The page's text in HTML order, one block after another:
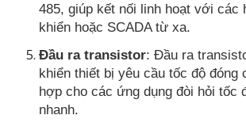
485, giúp kết nối linh hoạt với các
khiển hoặc SCADA từ xa.
Đầu ra transistor: Đầu ra
khiển thiết bị yêu cầu tốc độ đóng
hợp cho các ứng dụng đòi hỏi tốc
nhanh.